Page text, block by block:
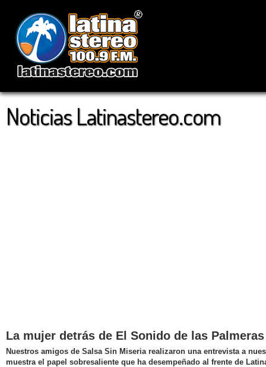
Noticias Latinastereo.com
La mujer detrás de El Sonido de las Palmeras
Nuestros amigos de Salsa Sin Miseria realizaron una entrevista a
muestra el papel sobresaliente que ha desempeñado al frente de